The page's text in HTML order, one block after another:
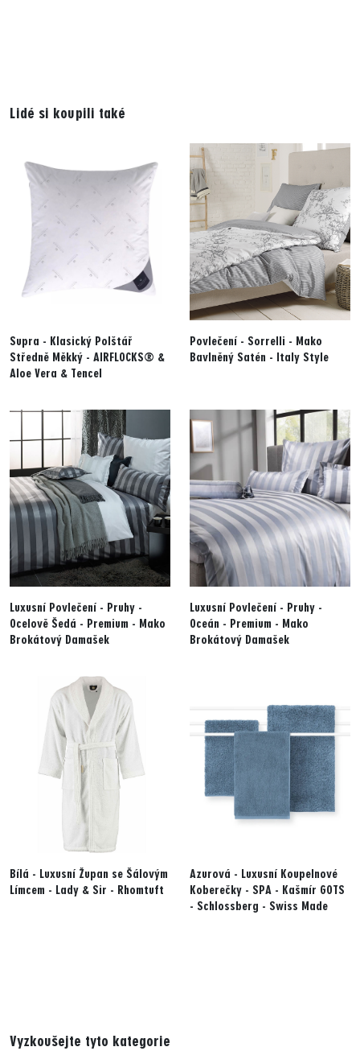
Lidé si koupili také
Supra - Klasický Polštář
Středně Měkký - AIRFLOCKS® &
Aloe Vera & Tencel
Povlečení - Sorrelli - Mako
Bavlněný Satén - Italy Style
Luxusní Povlečení - Pruhy -
Ocelově Šedá - Premium - Mako
Brokátový Damašek
Luxusní Povlečení - Pruhy -
Oceán - Premium - Mako
Brokátový Damašek
Bílá - Luxusní Župan se Šálovým
Límcem - Lady & Sir - Rhomtuft
Azurová - Luxusní Koupelnové
Koberečky - SPA - Kašmír GOTS
- Schlossberg - Swiss Made
Vyzkoušejte tyto kategorie